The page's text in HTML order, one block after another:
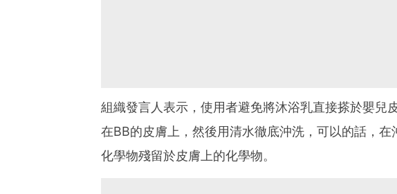
組織發言人表示，使用者避免將沐浴乳直接搽於嬰兒
在BB的皮膚上，然後用清水徹底沖洗，可以的話，
化學物殘留於皮膚上的化學物。